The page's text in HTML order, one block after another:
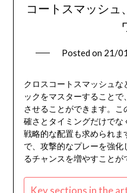
コートスマッシュ
Posted on 21/
クロスコートスマッシュな
ックをマスターすること
させることができます。
確さとタイミングだけで
戦略的な配置も求められま
で、攻撃的なプレーを強
るチャンスを増やすことが
Key sections in the